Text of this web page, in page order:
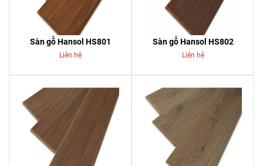
Sàn gỗ Hansol HS801
Liên hệ
Sàn gỗ Hansol HS802
Liên hệ